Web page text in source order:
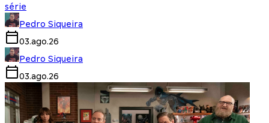
série
Pedro Siqueira
03.ago.26
Pedro Siqueira
03.ago.26